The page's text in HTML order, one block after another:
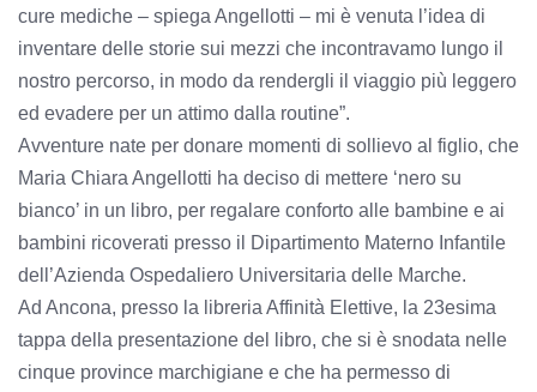
cure mediche – spiega Angellotti – mi è venuta l’idea di
inventare delle storie sui mezzi che incontravamo lungo il
nostro percorso, in modo da rendergli il viaggio più leggero
ed evadere per un attimo dalla routine”.
Avventure nate per donare momenti di sollievo al figlio, che
Maria Chiara Angellotti ha deciso di mettere ‘nero su
bianco’ in un libro, per regalare conforto alle bambine e ai
bambini ricoverati presso il Dipartimento Materno Infantile
dell’Azienda Ospedaliero Universitaria delle Marche.
Ad Ancona, presso la libreria Affinità Elettive, la 23esima
tappa della presentazione del libro, che si è snodata nelle
cinque province marchigiane e che ha permesso di